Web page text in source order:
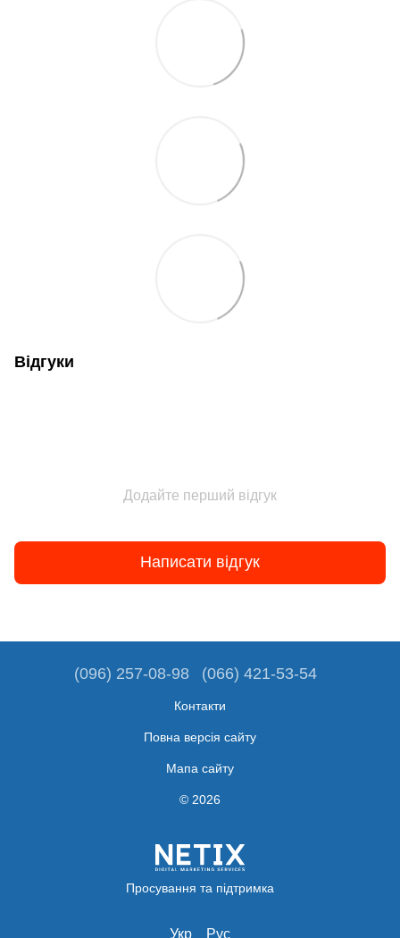
Відгуки
Додайте перший відгук
Написати відгук
(096) 257-08-98 (066) 421-53-54
Контакти
Повна версія сайту
Мапа сайту
© 2026
Просування та підтримка
Укр Рус